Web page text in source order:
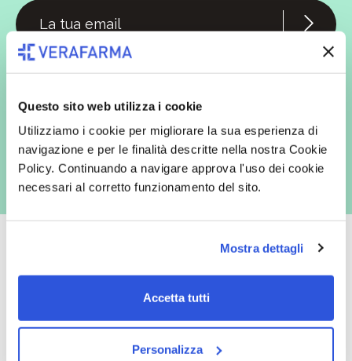
Questo sito web utilizza i cookie
Utilizziamo i cookie per migliorare la sua esperienza di
navigazione e per le finalità descritte nella nostra Cookie
Policy. Continuando a navigare approva l'uso dei cookie
necessari al corretto funzionamento del sito.
Mostra dettagli
Accetta tutti
Personalizza
In qualità di interessato, avendo letto l’informativa
marketing (con modalità telematiche - quali ad es. newsletter ed e-mail
es. posta cartacea)
Oltre 50.000 prodotti
Catalogo prodotti ampio e completo
per soddisfare tutte le esigenze.
Spedizione gratuita
Con un acquisto minimo di 29.90 €
Spedizioni in tutta Europa a 20€.